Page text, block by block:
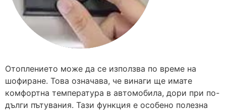
Отоплението може да се използва по време на
шофиране. Това означава, че винаги ще имате
комфортна температура в автомобила, дори при по-
дълги пътувания. Тази функция е особено полезна